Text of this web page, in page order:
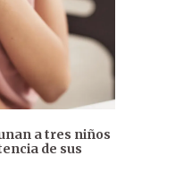
a tres niños
de sus